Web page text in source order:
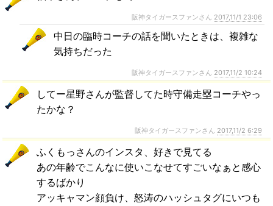
阪神タイガースファンさん 2017,11/1 23:06
中日の臨時コーチの話を聞いたときは、複雑な
気持ちだった
阪神タイガースファンさん 2017,11/2 10:24
してー星野さんが監督してた時守備走塁コーチやっ
たかな？
阪神タイガースファンさん 2017,11/2 6:29
ふくもっさんのインスタ、好きで見てる
あの年齢でこんなに使いこなせてすごいなぁと感心
するばかり
アッキャマン顔負け、怒涛のハッシュタグにいつも